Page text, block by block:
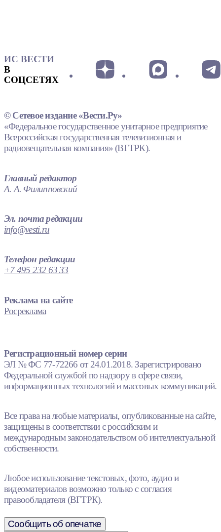
ИС ВЕСТИ
В
СОЦСЕТЯХ
© Сетевое издание «Вести.Ру»
«Федеральное государственное унитарное предприятие
Всероссийская государственная телевизионная и
радиовещательная компания» (ВГТРК).
Главный редактор
А. А. Филипповский
Эл. почта редакции
info@vesti.ru
Телефон редакции
+7 495 232 63 33
Реклама на сайте
Росреклама
Регистрационный номер серии
ЭЛ № ФС 77-72266 от 24.01.2018. Зарегистрировано
Федеральной службой по надзору в сфере связи,
информационных технологий и массовых коммуникаций.
Все права на любые материалы, опубликованные на сайте,
защищены в соответствии с российским и
международным законодательством об интеллектуальной
собственности.
Любое использование текстовых, фото, аудио и
видеоматериалов возможно только с согласия
правообладателя (ВГТРК).
Сообщить об опечатке